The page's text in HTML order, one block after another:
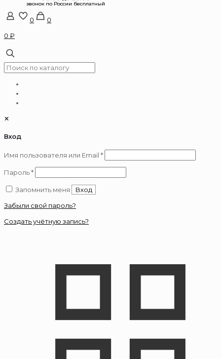
0
0
0 ₽
✕
Вход
Имя пользователя или Email *Обязательно
Пароль*Обязательно
Запомнить меня
Вход
Забыли свой пароль?
Создать учётную запись?